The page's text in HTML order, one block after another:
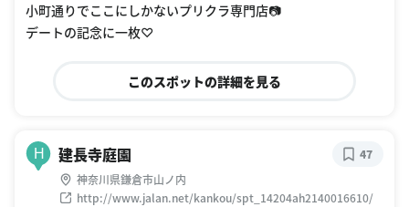
小町通りでここにしかないプリクラ専門店📷
デートの記念に一枚♡
このスポットの詳細を見る
H 建長寺庭園
神奈川県鎌倉市山ノ内
http://www.jalan.net/kankou/spt_14204ah2140016610/
47